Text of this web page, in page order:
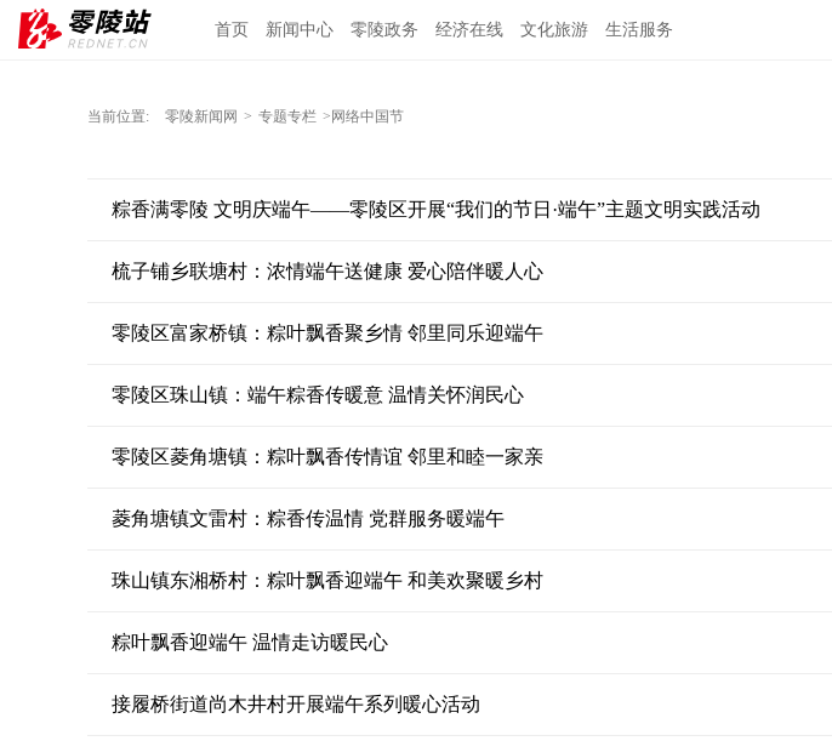
首页 新闻中心 零陵政务 经济在线 文化旅游 生活服务
当前位置: 零陵新闻网 > 专题专栏 >网络中国节
粽香满零陵 文明庆端午——零陵区开展“我们的节日·端午”主题文明实践活动
梳子铺乡联塘村：浓情端午送健康 爱心陪伴暖人心
零陵区富家桥镇：粽叶飘香聚乡情 邻里同乐迎端午
零陵区珠山镇：端午粽香传暖意 温情关怀润民心
零陵区菱角塘镇：粽叶飘香传情谊 邻里和睦一家亲
菱角塘镇文雷村：粽香传温情 党群服务暖端午
珠山镇东湘桥村：粽叶飘香迎端午 和美欢聚暖乡村
粽叶飘香迎端午 温情走访暖民心
接履桥街道尚木井村开展端午系列暖心活动